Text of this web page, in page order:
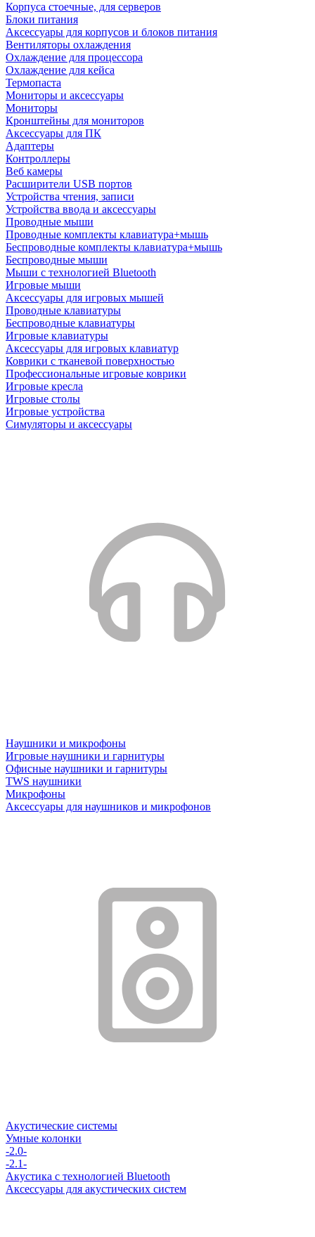
Корпуса стоечные, для серверов
Блоки питания
Аксессуары для корпусов и блоков питания
Вентиляторы охлаждения
Охлаждение для процессора
Охлаждение для кейса
Термопаста
Мониторы и аксессуары
Мониторы
Кронштейны для мониторов
Аксессуары для ПК
Адаптеры
Контроллеры
Веб камеры
Расширители USB портов
Устройства чтения, записи
Устройства ввода и аксессуары
Проводные мыши
Проводные комплекты клавиатура+мышь
Беспроводные комплекты клавиатура+мышь
Беспроводные мыши
Мыши с технологией Bluetooth
Игровые мыши
Аксессуары для игровых мышей
Проводные клавиатуры
Беспроводные клавиатуры
Игровые клавиатуры
Аксессуары для игровых клавиатур
Коврики с тканевой поверхностью
Профессиональные игровые коврики
Игровые кресла
Игровые столы
Игровые устройства
Симуляторы и аксессуары
Наушники и микрофоны
Игровые наушники и гарнитуры
Офисные наушники и гарнитуры
TWS наушники
Микрофоны
Аксессуары для наушников и микрофонов
Акустические системы
Умные колонки
-2.0-
-2.1-
Акустика с технологией Bluetooth
Аксессуары для акустических систем